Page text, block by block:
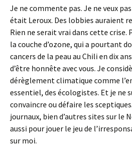
Je ne commente pas. Je ne veux
était Leroux. Des lobbies auraient
Rien ne serait vrai dans cette crise.
la couche d’ozone, qui a pourtant
cancers de la peau au Chili en dix
d’être honnête avec vous. Je
dérèglement climatique comme
essentiel, des écologistes. Et je ne
convaincre ou défaire les
journaux, bien d’autres sites sur le
aussi pour jouer le jeu de
sur moi.